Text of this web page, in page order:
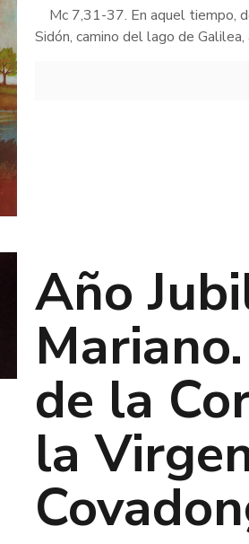
Mc 7,31-37. En aquel tiempo,
Sidón, camino del lago de
Año
de la
la